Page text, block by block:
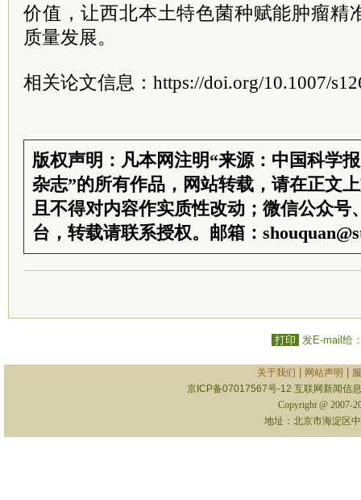
价值，让西北本土特色菌种赋能肿瘤精
质量发展。
相关论文信息：https://doi.org/10.1007/
版权声明：凡本网注明“来源：中国科学
杂志”的所有作品，网站转载，请在正文
且不得对内容作实质性改动；微信公众号
台，转载请联系授权。邮箱：
打印 发E-mail给
关于我们 网站声明
京ICP备07017567号-12 互联网新闻信
Copyright @ 2007-
地址：北京市海淀区